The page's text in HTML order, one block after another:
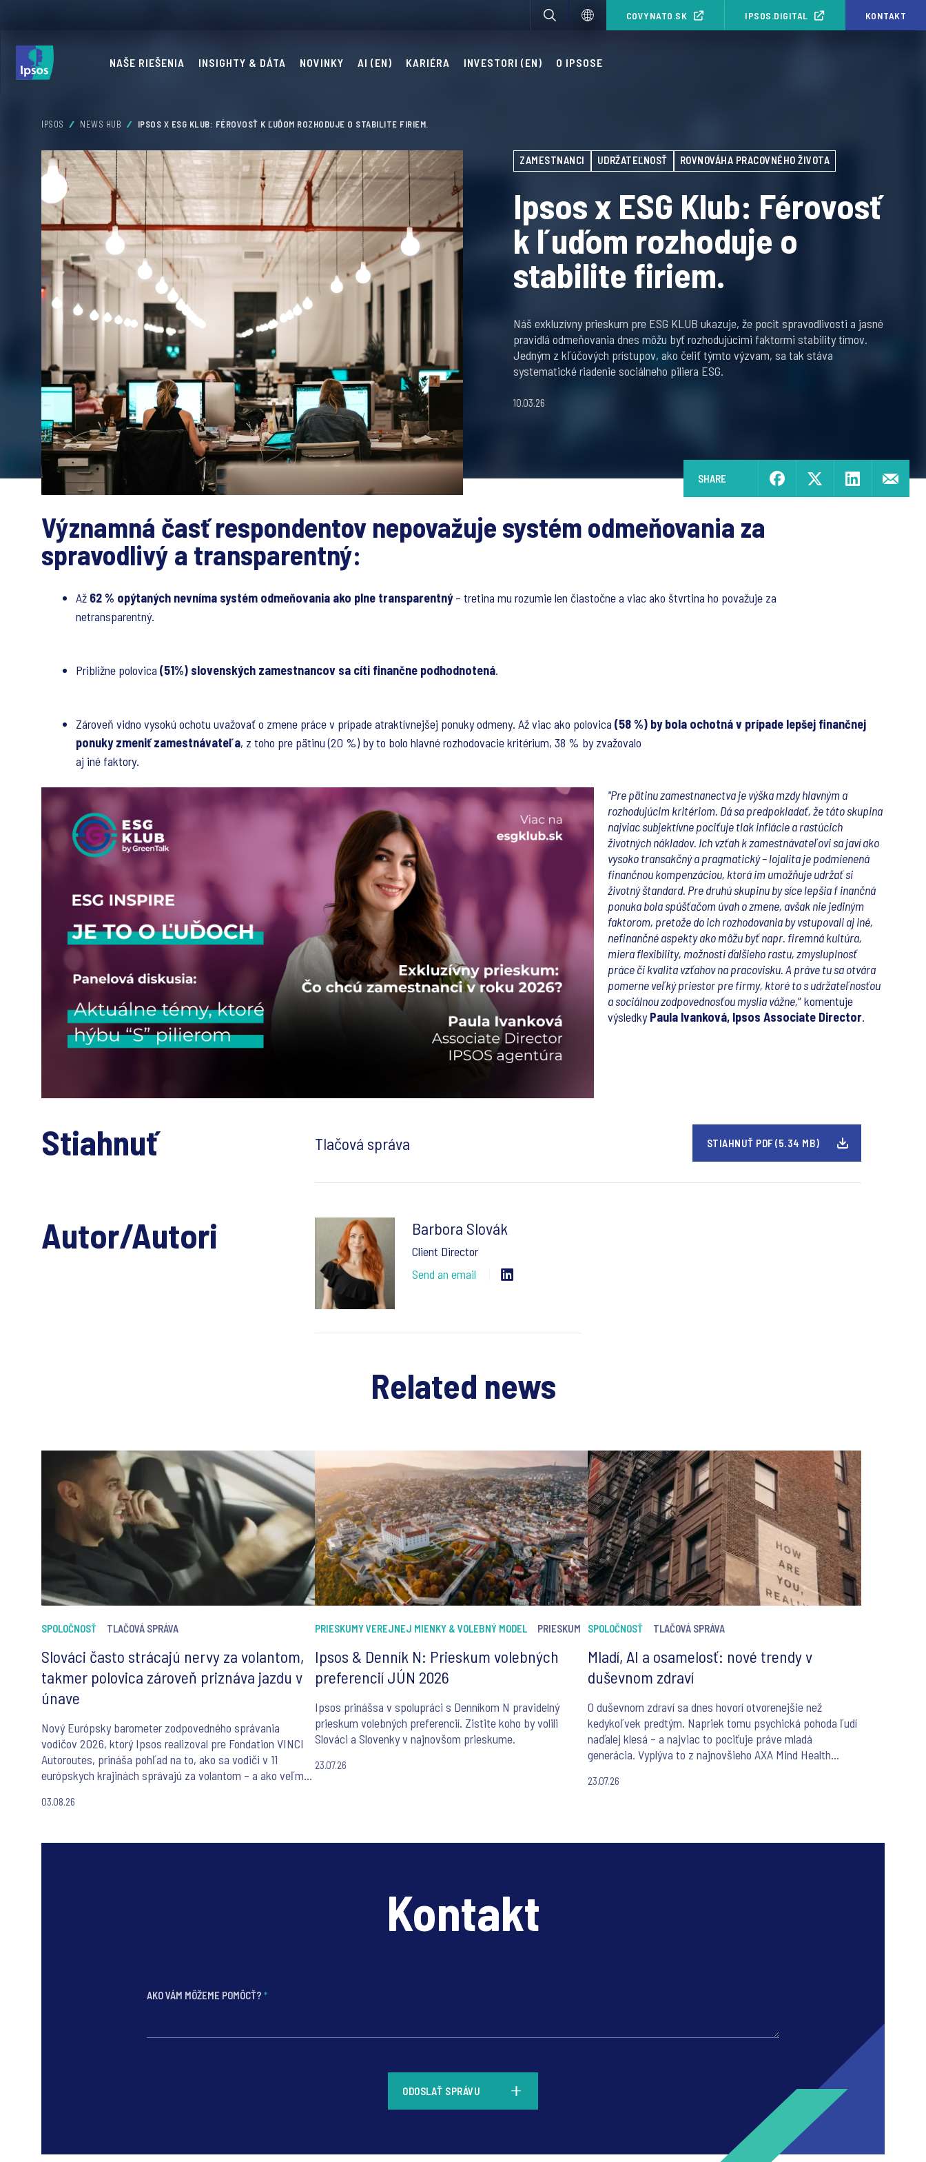
COVYNATO.SK IPSOS.DIGITAL KONTAKT
NAŠE RIEŠENIA INSIGHTY & DÁTA NOVINKY AI (EN) KARIÉRA INVESTORI (EN) O IPSOSE
IPSOS NEWS HUB IPSOS X ESG KLUB: FÉROVOSŤ K ĽUĎOM ROZHODUJE O STABILITE FIRIEM.
ZAMESTNANCI UDRŽATEĽNOSŤ ROVNOVÁHA PRACOVNÉHO ŽIVOTA
Ipsos x ESG Klub: Férovosť
k ľuďom rozhoduje o
stabilite firiem.
Náš exkluzívny prieskum pre ESG KLUB ukazuje, že pocit spravodlivosti a jasné
pravidlá odmeňovania dnes môžu byť rozhodujúcimi faktormi stability tímov.
Jedným z kľúčových prístupov, ako čeliť týmto výzvam, sa tak stáva
systematické riadenie sociálneho piliera ESG.
10.03.26
SHARE
Významná časť respondentov nepovažuje systém odmeňovania za
spravodlivý a transparentný:
Až 62 % opýtaných nevníma systém odmeňovania ako plne transparentný– tretina mu rozumie len čiastočne a viac ako štvrtina ho považuje za
netransparentný.
Približne polovica (51%) slovenských zamestnancov sa cíti finančne podhodnotená.
Zároveň vidno vysokú ochotu uvažovať o zmene práce v prípade atraktívnejšej ponuky odmeny. Až viac ako polovica (58 %) by bola ochotná v prípade lepšej finančnej
ponuky zmeniť zamestnávateľa, z toho pre pätinu (20 %) by to bolo hlavné rozhodovacie kritérium, 38 % by zvažovalo
aj iné faktory.
"Pre pätinu zamestnanectva je výška mzdy hlavným a
rozhodujúcim kritériom. Dá sa predpokladať, že táto skupina
najviac subjektívne pociťuje tlak inflácie a rastúcich
životných nákladov. Ich vzťah k zamestnávateľovi sa javí ako
vysoko transakčný a pragmatický – lojalita je podmienená
finančnou kompenzáciou, ktorá im umožňuje udržať si
životný štandard. Pre druhú skupinu by síce lepšia f inančná
ponuka bola spúšťačom úvah o zmene, avšak nie jediným
faktorom, pretože do ich rozhodovania by vstupovali aj iné,
nefinančné aspekty ako môžu byť napr. firemná kultúra,
miera flexibility, možnosti ďalšieho rastu, zmysluplnosť
práce či kvalita vzťahov na pracovisku. A práve tu sa otvára
pomerne veľký priestor pre firmy, ktoré to s udržateľnosťou
a sociálnou zodpovednosťou myslia vážne,“ komentuje
výsledkyPaula Ivanková, Ipsos Associate Director.
Stiahnuť Tlačová správa STIAHNUŤ PDF (5.34 MB)
Autor/Autori Barbora Slovák
Client Director
Send an email
Related news
SPOLOČNOSŤ TLAČOVÁ SPRÁVA
Slováci často strácajú nervy za volantom,
takmer polovica zároveň priznáva jazdu v
únave
Nový Európsky barometer zodpovedného správania
vodičov 2026, ktorý Ipsos realizoval pre Fondation VINCI
Autoroutes, prináša pohľad na to, ako sa vodiči v 11
európskych krajinách správajú za volantom – a ako veľmi
každý vodič sa považuje za zodpovedného, no keď príde na
03.08.26
PRIESKUMY VEREJNEJ MIENKY & VOLEBNÝ MODEL PRIESKUM
Ipsos & Denník N: Prieskum volebných
preferencií JÚN 2026
Ipsos prinášsa v spolupráci s Denníkom N pravidelný
prieskum volebných preferencií. Zistite koho by volili
Slováci a Slovenky v najnovšom prieskume.
23.07.26
SPOLOČNOSŤ TLAČOVÁ SPRÁVA
Mladí, AI a osamelosť: nové trendy v
duševnom zdraví
O duševnom zdraví sa dnes hovorí otvorenejšie než
kedykoľvek predtým. Napriek tomu psychická pohoda ľudí
naďalej klesá – a najviac to pociťuje práve mladá
generácia. Vyplýva to z najnovšieho AXA Mind Health
18 krajinách sveta. Štúdia okrem iného odhaľuje, akú rolu v
23.07.26
Kontakt
AKO VÁM MÔŽEME POMÔCŤ? *
ODOSLAŤ SPRÁVU